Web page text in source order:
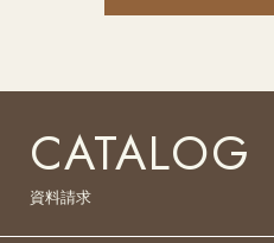
CATALOG
資料請求